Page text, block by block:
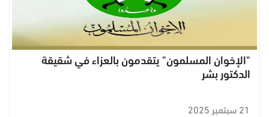
"الإخوان المسلمون" يتقدمون بالعزاء في شقيقة
الدكتور بشر
21 سبتمبر 2025